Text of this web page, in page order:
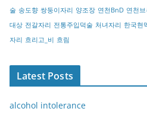
술 송도향 쌍둥이자리 양조장 연천BnD 연천
대상 전갈자리 전통주입덕술 처녀자리 한국현
자리 흐리고_비 흐림
Latest Posts
alcohol intolerance